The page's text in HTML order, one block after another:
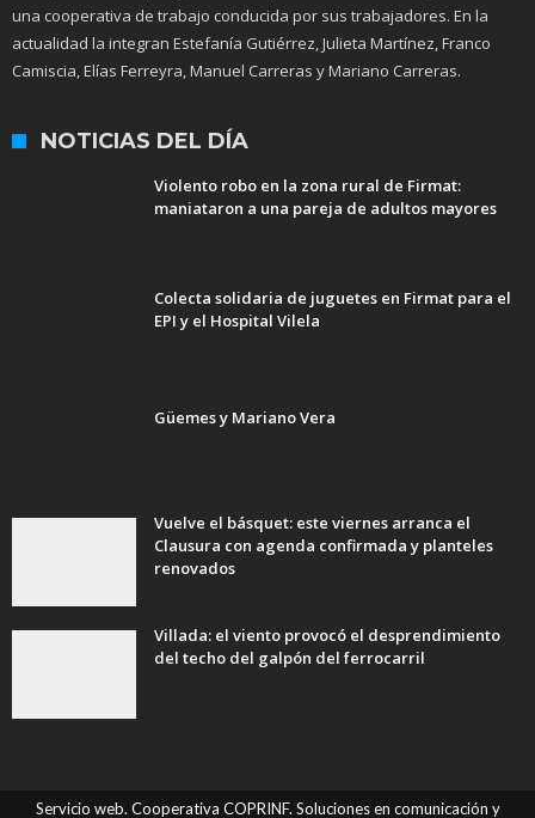
una cooperativa de trabajo conducida por sus trabajadores. En la
actualidad la integran Estefanía Gutiérrez, Julieta Martínez, Franco
Camiscia, Elías Ferreyra, Manuel Carreras y Mariano Carreras.
NOTICIAS DEL DÍA
Violento robo en la zona rural de Firmat:
maniataron a una pareja de adultos mayores
Colecta solidaria de juguetes en Firmat para el
EPI y el Hospital Vilela
Güemes y Mariano Vera
Vuelve el básquet: este viernes arranca el
Clausura con agenda confirmada y planteles
renovados
Villada: el viento provocó el desprendimiento
del techo del galpón del ferrocarril
Servicio web. Cooperativa COPRINF. Soluciones en comunicación y